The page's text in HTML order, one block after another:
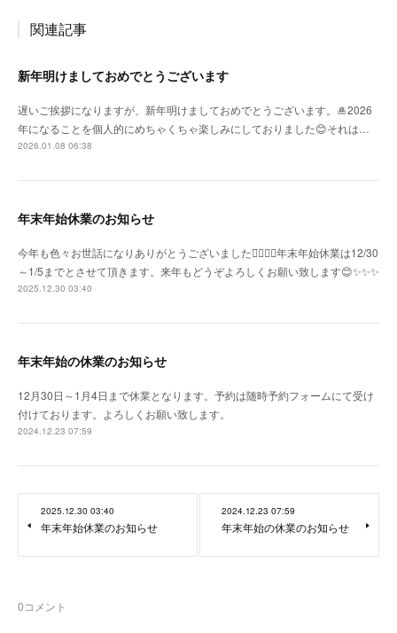
関連記事
新年明けましておめでとうございます
遅いご挨拶になりますが、新年明けましておめでとうございます。🎍2026
年になることを個人的にめちゃくちゃ楽しみにしておりました😊それは…
2026.01.08 06:38
年末年始休業のお知らせ
今年も色々お世話になりありがとうございました🙇‍♀️🙇‍♀️年末年始休業は12/30
～1/5までとさせて頂きます。来年もどうぞよろしくお願い致します😊✨✨✨
2025.12.30 03:40
年末年始の休業のお知らせ
12月30日～1月4日まで休業となります。予約は随時予約フォームにて受け
付けております。よろしくお願い致します。
2024.12.23 07:59
2025.12.30 03:40
年末年始休業のお知らせ
2024.12.23 07:59
年末年始の休業のお知らせ
0コメント